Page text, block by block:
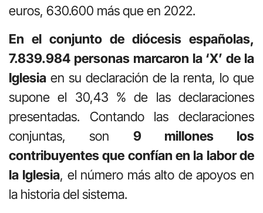
euros, 630.600 más que en 2022.
En el conjunto de diócesis españolas,
7.839.984 personas marcaron la ‘X’ de la
Iglesia en su declaración de la renta, lo que
supone el 30,43 % de las declaraciones
presentadas. Contando las declaraciones
conjuntas, son 9 millones los
contribuyentes que confían en la labor de
la Iglesia, el número más alto de apoyos en
la historia del sistema.